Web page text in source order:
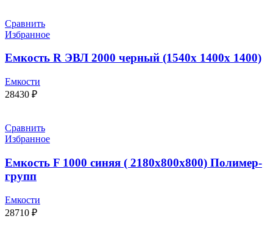
Сравнить
Избранное
Емкость R ЭВЛ 2000 черный (1540х 1400х 1400)
Емкости
28430 ₽
Сравнить
Избранное
Емкость F 1000 синяя ( 2180x800x800) Полимер-
групп
Емкости
28710 ₽